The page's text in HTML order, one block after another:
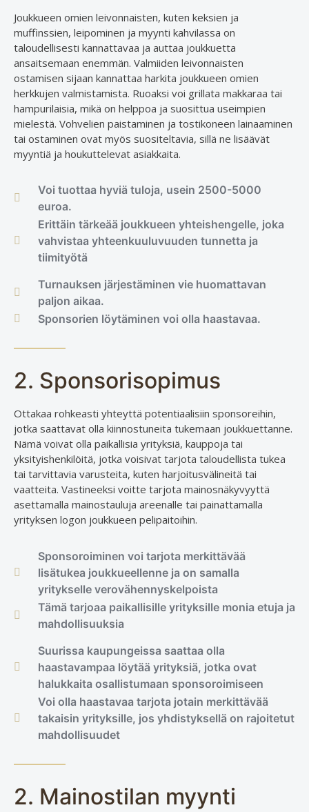
Joukkueen omien leivonnaisten, kuten keksien ja
muffinssien, leipominen ja myynti kahvilassa on
taloudellisesti kannattavaa ja auttaa joukkuetta
ansaitsemaan enemmän. Valmiiden leivonnaisten
ostamisen sijaan kannattaa harkita joukkueen omien
herkkujen valmistamista. Ruoaksi voi grillata makkaraa tai
hampurilaisia, mikä on helppoa ja suosittua useimpien
mielestä. Vohvelien paistaminen ja tostikoneen lainaaminen
tai ostaminen ovat myös suositeltavia, sillä ne lisäävät
myyntiä ja houkuttelevat asiakkaita.
Voi tuottaa hyviä tuloja, usein 2500-5000
euroa.
Erittäin tärkeää joukkueen yhteishengelle, joka
vahvistaa yhteenkuuluvuuden tunnetta ja
tiimityötä
Turnauksen järjestäminen vie huomattavan
paljon aikaa.
Sponsorien löytäminen voi olla haastavaa.
2. Sponsorisopimus
Ottakaa rohkeasti yhteyttä potentiaalisiin sponsoreihin,
jotka saattavat olla kiinnostuneita tukemaan joukkuettanne.
Nämä voivat olla paikallisia yrityksiä, kauppoja tai
yksityishenkilöitä, jotka voisivat tarjota taloudellista tukea
tai tarvittavia varusteita, kuten harjoitusvälineitä tai
vaatteita. Vastineeksi voitte tarjota mainosnäkyvyyttä
asettamalla mainostauluja areenalle tai painattamalla
yrityksen logon joukkueen pelipaitoihin.
Sponsoroiminen voi tarjota merkittävää
lisätukea joukkueellenne ja on samalla
yritykselle verovähennyskelpoista
Tämä tarjoaa paikallisille yrityksille monia etuja ja
mahdollisuuksia
Suurissa kaupungeissa saattaa olla
haastavampaa löytää yrityksiä, jotka ovat
halukkaita osallistumaan sponsoroimiseen
Voi olla haastavaa tarjota jotain merkittävää
takaisin yrityksille, jos yhdistyksellä on rajoitetut
mahdollisuudet
2. Mainostilan myynti